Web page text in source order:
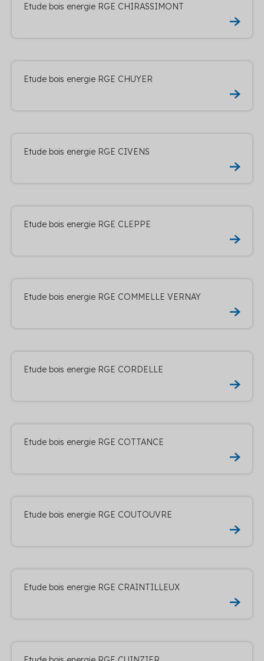
Etude bois energie RGE CHIRASSIMONT
Etude bois energie RGE CHUYER
Etude bois energie RGE CIVENS
Etude bois energie RGE CLEPPE
Etude bois energie RGE COMMELLE VERNAY
Etude bois energie RGE CORDELLE
Etude bois energie RGE COTTANCE
Etude bois energie RGE COUTOUVRE
Etude bois energie RGE CRAINTILLEUX